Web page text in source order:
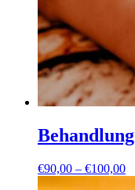
€90,00 – €100,00